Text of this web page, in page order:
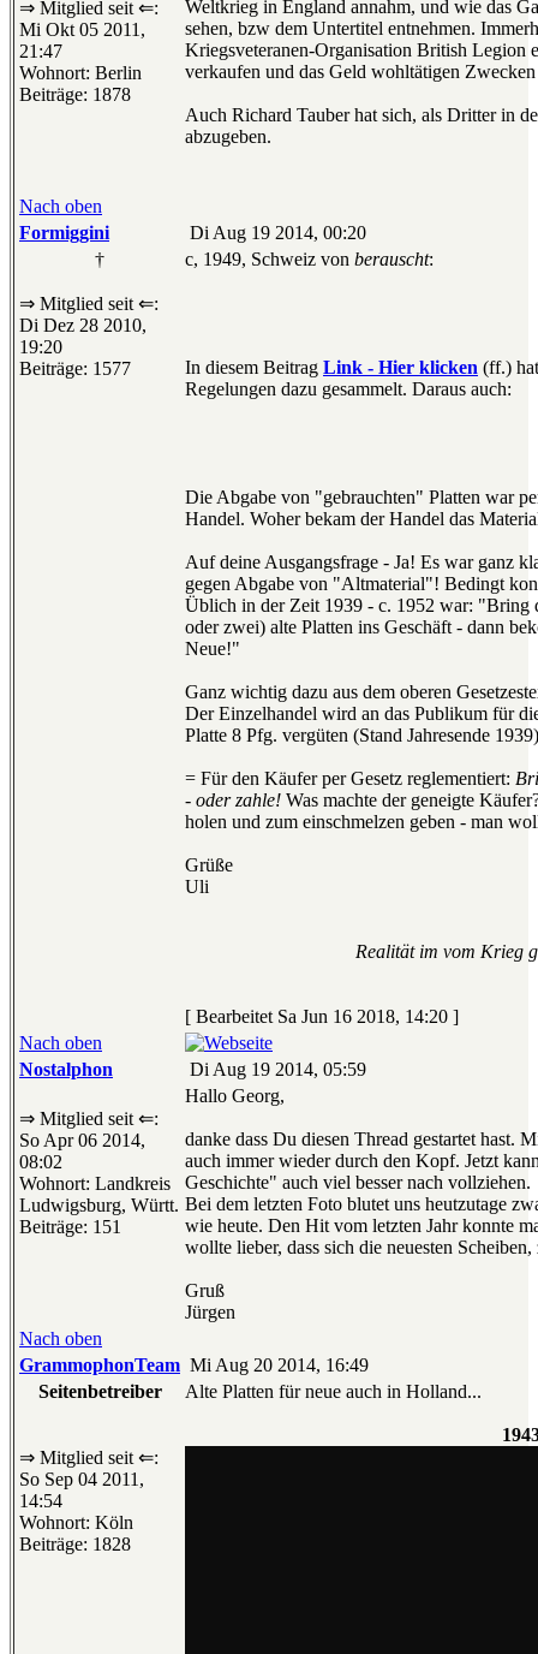
⇒ Mitglied seit ⇐:
Mi Okt 05 2011,
21:47
Wohnort: Berlin
Beiträge: 1878
Weltkrieg in England annahm, und wie das
sehen, bzw dem Untertitel entnehmen.
Kriegsveteranen-Organisation British Legion
verkaufen und das Geld wohltätigen
Auch Richard Tauber hat sich, als Dritter in
abzugeben.
Nach oben
Formiggini
Di Aug 19 2014, 00:20
†
⇒ Mitglied seit ⇐:
Di Dez 28 2010,
19:20
Beiträge: 1577
c, 1949, Schweiz von berauscht:
In diesem Beitrag Link - Hier klicken (ff.)
Regelungen dazu gesammelt. Daraus auch:
Die Abgabe von "gebrauchten" Platten war
Handel. Woher bekam der Handel das
Auf deine Ausgangsfrage - Ja! Es war ganz
gegen Abgabe von "Altmaterial"! Bedingt
Üblich in der Zeit 1939 - c. 1952 war: "Bring
oder zwei) alte Platten ins Geschäft - dann
Neue!"
Ganz wichtig dazu aus dem oberen
Der Einzelhandel wird an das Publikum für
Platte 8 Pfg. vergüten (Stand Jahresende 1939)
= Für den Käufer per Gesetz reglementiert:
- oder zahle! Was machte der geneigte
holen und zum einschmelzen geben - man
Grüße
Uli
Realität im vom Krieg
[ Bearbeitet Sa Jun 16 2018, 14:20 ]
Nach oben
Nostalphon
Di Aug 19 2014, 05:59
⇒ Mitglied seit ⇐:
So Apr 06 2014,
08:02
Wohnort: Landkreis
Ludwigsburg, Württ.
Beiträge: 151
Hallo Georg,
danke dass Du diesen Thread gestartet hast.
auch immer wieder durch den Kopf. Jetzt
Geschichte" auch viel besser nach vollziehen.
Bei dem letzten Foto blutet uns heutzutage
wie heute. Den Hit vom letzten Jahr konnte
wollte lieber, dass sich die neuesten
Gruß
Jürgen
Nach oben
GrammophonTeam Mi Aug 20 2014, 16:49
Seitenbetreiber
⇒ Mitglied seit ⇐:
So Sep 04 2011,
14:54
Wohnort: Köln
Beiträge: 1828
Alte Platten für neue auch in Holland...